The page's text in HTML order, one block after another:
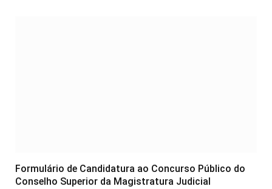
Formulário de Candidatura ao Concurso Público do
Conselho Superior da Magistratura Judicial